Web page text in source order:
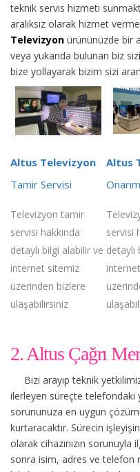
teknik servis hizmeti
aralıksız olarak hizmet
Televizyon ürününüzde bir
veya yukarıda bulunan biz
bize yollayarak bizim sizi
Altus Televizyon
Tamir Servisi
Televizyon tamir
servisi hakkında
detaylı bilgi alabilir ve
internet sitemiz
üzerinden bizlere
ulaşabilirsiniz
Altus
servisi
detaylı
2. Altus Çağrı
Bizi arayıp teknik
ilerleyen süreçte telefondaki
sorununuza en uygun
kurtaracaktır. Sürecin
olarak cihazınızın sorunuyla
sonra isim, adres ve telefon